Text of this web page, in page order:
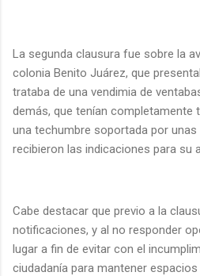
La segunda clausura fue sobre la
colonia Benito Juárez, que
trataba de una vendimia de
demás, que tenían completamente
una techumbre soportada por unas
recibieron las indicaciones para su
Cabe destacar que previo a la
notificaciones, y al no responder
lugar a fin de evitar con el
ciudadanía para mantener